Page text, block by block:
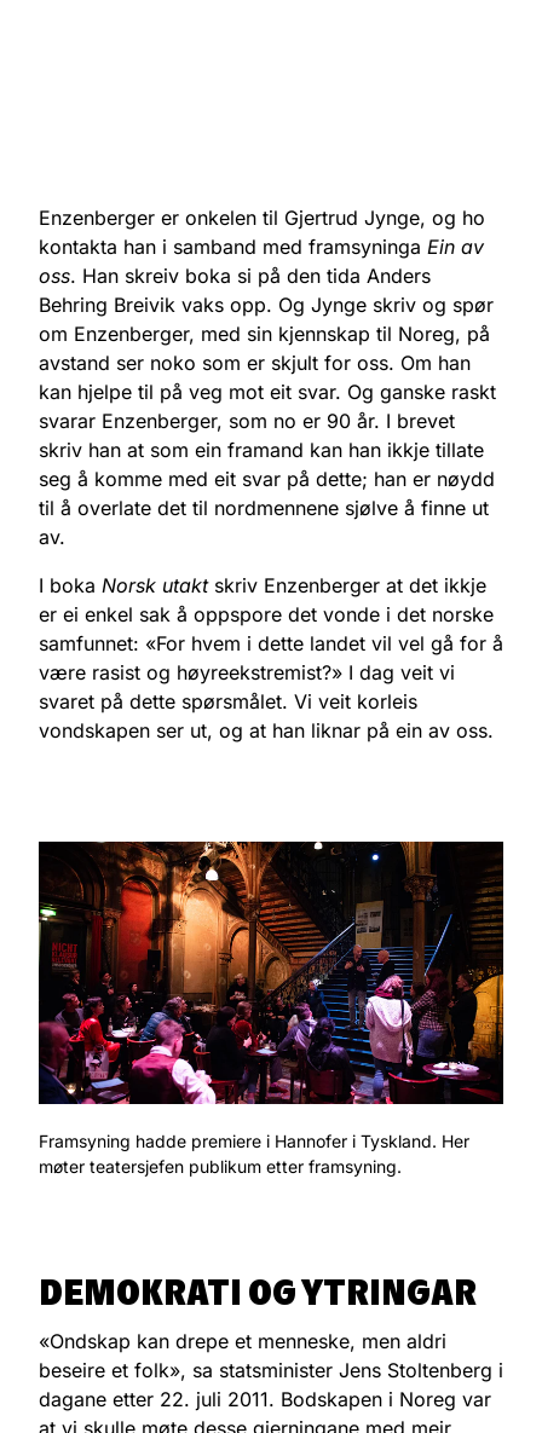
Enzenberger er onkelen til Gjertrud Jynge, og ho
kontakta han i samband med framsyninga Ein av
oss. Han skreiv boka si på den tida Anders
Behring Breivik vaks opp. Og Jynge skriv og spør
om Enzenberger, med sin kjennskap til Noreg, på
avstand ser noko som er skjult for oss. Om han
kan hjelpe til på veg mot eit svar. Og ganske raskt
svarar Enzenberger, som no er 90 år. I brevet
skriv han at som ein framand kan han ikkje tillate
seg å komme med eit svar på dette; han er nøydd
til å overlate det til nordmennene sjølve å finne ut
av.
I boka Norsk utaktskriv Enzenberger at det ikkje
er ei enkel sak å oppspore det vonde i det norske
samfunnet: «For hvem i dette landet vil vel gå for å
være rasist og høyreekstremist?» I dag veit vi
svaret på dette spørsmålet. Vi veit korleis
vondskapen ser ut, og at han liknar på ein av oss.
Framsyning hadde premiere i Hannofer i Tyskland. Her
møter teatersjefen publikum etter framsyning.
DEMOKRATI OG YTRINGAR
«Ondskap kan drepe et menneske, men aldri
beseire et folk», sa statsminister Jens Stoltenberg i
dagane etter 22. juli 2011. Bodskapen i Noreg var